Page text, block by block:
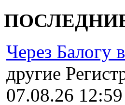
Через Балогу
другие
07.08.26 12:59